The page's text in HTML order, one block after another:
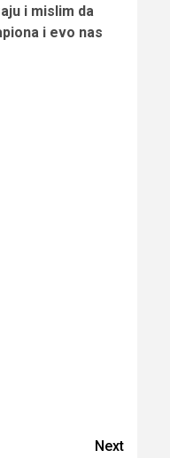
i mislim da
i evo nas
Next